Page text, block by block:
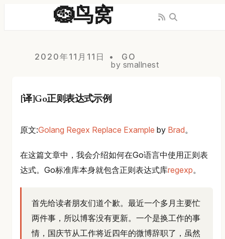
🪹鸟窝
2020年11月11日
GO
by smallnest
[译]Go正则表达式示例
原文:Golang Regex Replace Example by Brad。
在这篇文章中，我会介绍如何在Go语言中使用正则表
达式。Go标准库本身就包含正则表达式库regexp。
首先给读者朋友们道个歉。最近一个多月主要忙
两件事，所以博客没有更新。一个是换工作的事
情，国庆节从工作将近四年的微博辞职了，虽然